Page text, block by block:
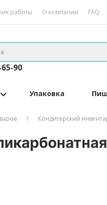
работы О компании FAQ
90
Упаковка
Кондитерский